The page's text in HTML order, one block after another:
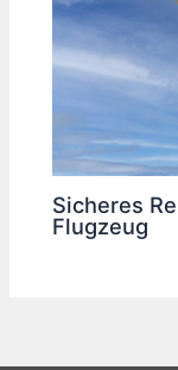
Sicheres
Flugzeug